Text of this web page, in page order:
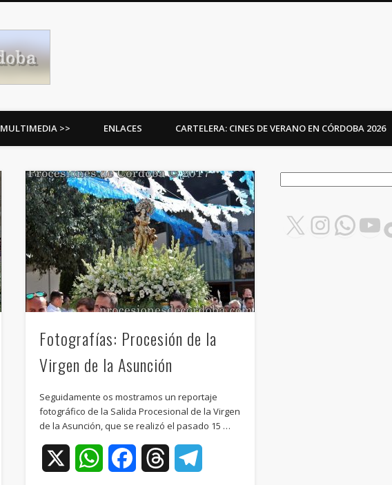
MULTIMEDIA >> ENLACES CARTELERA: CINES DE VERANO EN CÓRDOBA 2026
Fotografías: Procesión de la
Virgen de la Asunción
Seguidamente os mostramos un reportaje
fotográfico de la Salida Procesional de la Virgen
de la Asunción, que se realizó el pasado 15 …
WhatsAppFacebookThreads
X